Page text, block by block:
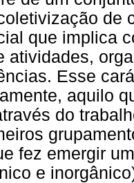
de
que implica
atividades,
Esse
aquilo
do
fez emergir
e